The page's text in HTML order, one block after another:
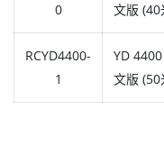
0
文版 (40
RCYD4400-
1
YD
文版 (50